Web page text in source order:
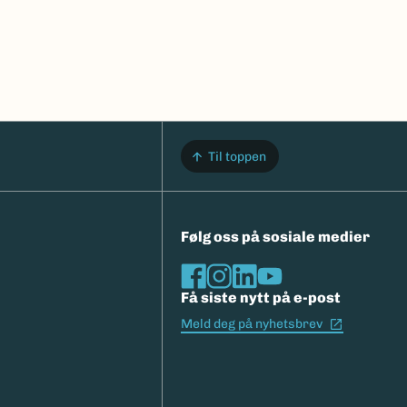
Til toppen
Følg oss på sosiale medier
Få siste nytt på e-post
Meld deg på nyhetsbrev